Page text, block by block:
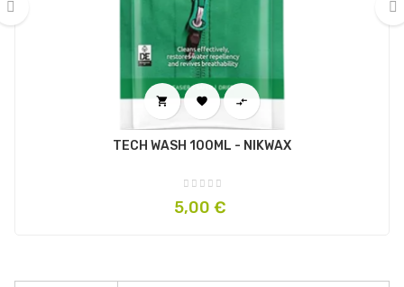
  
TECH WASH 100ML - NIKWAX
Prix
5,00 €